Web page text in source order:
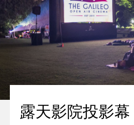
可持续发展
联系我们
咨询报价
关于我们
露天影院投影幕